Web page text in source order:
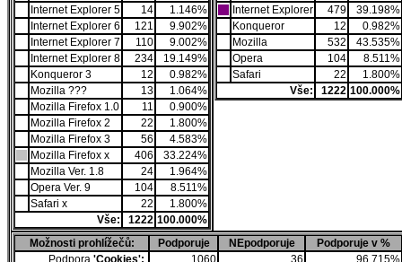
Internet Explorer 5
14
1.146%
Internet Explorer 6
121
9.902%
Internet Explorer 7
110
9.002%
Internet Explorer 8
234
19.149%
Konqueror 3
12
0.982%
Mozilla ???
13
1.064%
Mozilla Firefox 1.0
11
0.900%
Mozilla Firefox 2
22
1.800%
Mozilla Firefox 3
56
4.583%
Mozilla Firefox x
406
33.224%
Mozilla Ver. 1.8
24
1.964%
Opera Ver. 9
104
8.511%
Safari x
22
1.800%
Vše:
1222 100.000%
Internet Explorer
479
39.198%
Konqueror
12
0.982%
Mozilla
532
43.535%
Opera
104
8.511%
Safari
22
1.800%
Vše:
1222 100.000%
Možnosti prohlížečů: Podporuje NEpodporuje
Podporuje v %
Podpora 'Cookies': 1060 36
96.715%